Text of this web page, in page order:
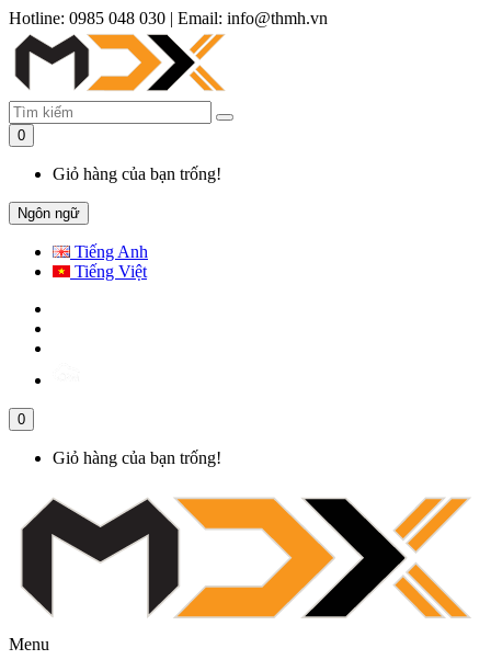
Hotline: 0985 048 030 | Email: info@thmh.vn
0
Giỏ hàng của bạn trống!
Ngôn ngữ
Tiếng Anh
Tiếng Việt
0
Giỏ hàng của bạn trống!
Menu